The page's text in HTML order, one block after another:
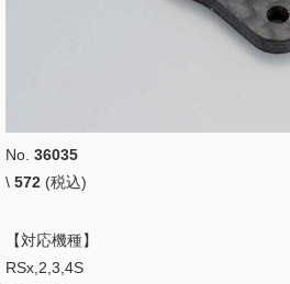
No. 36035
\ 572 (税込)
【対応機種】
RSx,2,3,4S